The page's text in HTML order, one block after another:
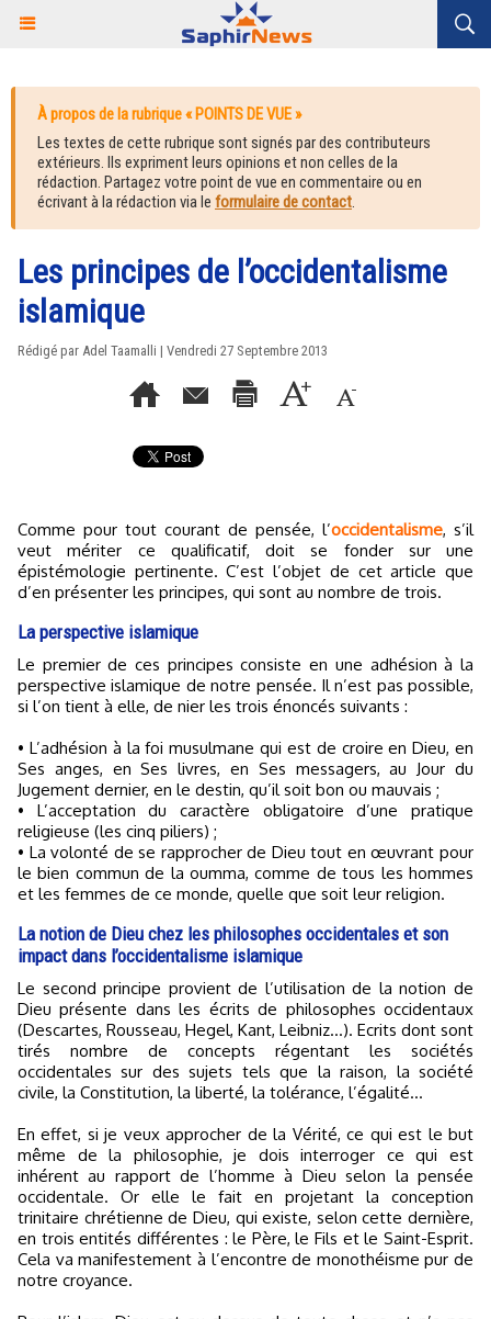
À propos de la rubrique « POINTS DE VUE »
Les textes de cette rubrique sont signés par des contributeurs
extérieurs. Ils expriment leurs opinions et non celles de la
rédaction. Partagez votre point de vue en commentaire ou en
écrivant à la rédaction via le formulaire de contact.
Les principes de l’occidentalisme
islamique
Rédigé par Adel Taamalli | Vendredi 27 Septembre 2013
Comme pour tout courant de pensée, l’occidentalisme, s’il
veut mériter ce qualificatif, doit se fonder sur une
épistémologie pertinente. C’est l’objet de cet article que
d’en présenter les principes, qui sont au nombre de trois.
La perspective islamique
Le premier de ces principes consiste en une adhésion à la
perspective islamique de notre pensée. Il n’est pas possible,
si l’on tient à elle, de nier les trois énoncés suivants :
• L’adhésion à la foi musulmane qui est de croire en Dieu, en
Ses anges, en Ses livres, en Ses messagers, au Jour du
Jugement dernier, en le destin, qu’il soit bon ou mauvais ;
• L’acceptation du caractère obligatoire d’une pratique
religieuse (les cinq piliers) ;
• La volonté de se rapprocher de Dieu tout en œuvrant pour
le bien commun de la oumma, comme de tous les hommes
et les femmes de ce monde, quelle que soit leur religion.
La notion de Dieu chez les philosophes occidentales et son
impact dans l’occidentalisme islamique
Le second principe provient de l’utilisation de la notion de
Dieu présente dans les écrits de philosophes occidentaux
(Descartes, Rousseau, Hegel, Kant, Leibniz…). Ecrits dont sont
tirés nombre de concepts régentant les sociétés
occidentales sur des sujets tels que la raison, la société
civile, la Constitution, la liberté, la tolérance, l’égalité…
En effet, si je veux approcher de la Vérité, ce qui est le but
même de la philosophie, je dois interroger ce qui est
inhérent au rapport de l’homme à Dieu selon la pensée
occidentale. Or elle le fait en projetant la conception
trinitaire chrétienne de Dieu, qui existe, selon cette dernière,
en trois entités différentes : le Père, le Fils et le Saint-Esprit.
Cela va manifestement à l’encontre de monothéisme pur de
notre croyance.